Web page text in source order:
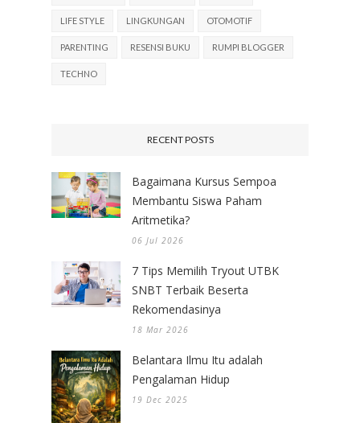
LIFE STYLE LINGKUNGAN OTOMOTIF
PARENTING RESENSI BUKU RUMPI BLOGGER
TECHNO
RECENT POSTS
Bagaimana Kursus Sempoa
Membantu Siswa Paham
Aritmetika?
06 Jul 2026
7 Tips Memilih Tryout UTBK
SNBT Terbaik Beserta
Rekomendasinya
18 Mar 2026
Belantara Ilmu Itu adalah
Pengalaman Hidup
19 Dec 2025